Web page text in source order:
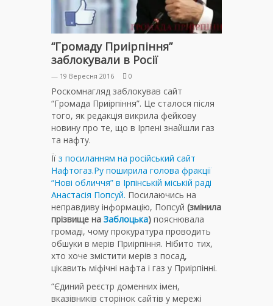
“Громаду Приірпіння”
заблокували в Росії
— 19 Вересня 2016 0
Роскомнагляд заблокував сайт
“Громада Приірпіння”. Це сталося після
того, як редакція викрила фейкову
новину про те, що в Ірпені знайшли газ
та нафту.
Її з посиланням на російський сайт
Нафтогаз.Ру поширила голова фракції
“Нові обличчя” в Ірпінській міській раді
Анастасія Попсуй. Посилаючись на
неправдиву інформацію, Попсуй (змінила
прізвище на Заблоцька) пояснювала
громаді, чому прокуратура проводить
обшуки в мерів Приірпіння. Нібито тих,
хто хоче змістити мерів з посад,
цікавить міфічні нафта і газ у Приірпінні.
“Єдиний реєстр доменних імен,
вказівників сторінок сайтів у мережі